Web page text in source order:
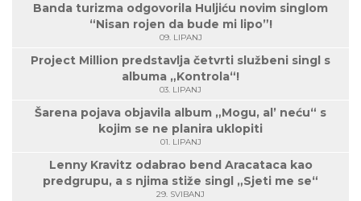
Banda turizma odgovorila Huljiću novim singlom
“Nisan rojen da bude mi lipo”!
09. LIPANJ
Project Million predstavlja četvrti službeni singl s
albuma „Kontrola“!
03. LIPANJ
Šarena pojava objavila album „Mogu, al’ neću“ s
kojim se ne planira uklopiti
01. LIPANJ
Lenny Kravitz odabrao bend Aracataca kao
predgrupu, a s njima stiže singl „Sjeti me se“
29. SVIBANJ